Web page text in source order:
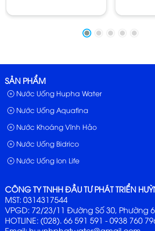
Bảo Quản: Để nơi khô mát, tránh ánh
CÔNG TY TNHH ĐẦU TƯ PHÁT TRIỂN
MST: 0314317544
VPGD: 72/23/11 Đường Số 30, Phường
HOTLINE: (028). 66 591 591 - 0938 760
SẢN PHẨM
Nước Uống Hupha Water
Nước Uống Aquafina
Nước Khoáng Vĩnh Hảo
Nước Uống Bidrico
Nước Uống Ion Life